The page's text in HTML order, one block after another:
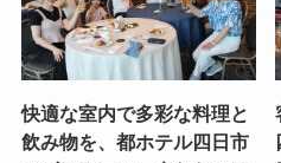
快適な室内で多彩な料理と
飲み物を、都ホテル四日市